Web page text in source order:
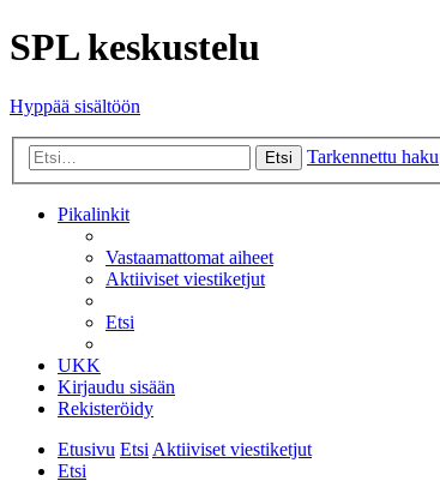
SPL keskustelu
Hyppää sisältöön
Etsi Tarkennettu haku
Pikalinkit
Vastaamattomat aiheet
Aktiiviset viestiketjut
Etsi
UKK
Kirjaudu sisään
Rekisteröidy
Etusivu EtsiAktiiviset viestiketjut
Etsi